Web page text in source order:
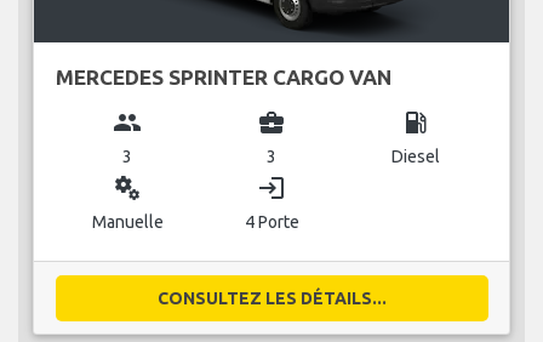
MERCEDES SPRINTER CARGO VAN
group
3
business_center
3
local_gas_station
Diesel
miscellaneous_services
Manuelle
login
4 Porte
CONSULTEZ LES DÉTAILS...